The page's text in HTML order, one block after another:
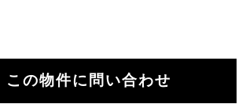
明をつけたほうが快適かもしれま
点です。
この物件に問い合わせ